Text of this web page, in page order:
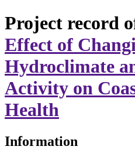
Project record
Effect of
Hydroclimate
Activity on
Health
Information